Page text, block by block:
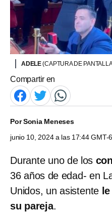
ADELE(CAPTURA DE
Compartir en
PorSonia Meneses
junio 10, 2024 a las 17:44 GMT-6
Durante uno de los
36 años de edad- en
Unidos, un asistente
su pareja.